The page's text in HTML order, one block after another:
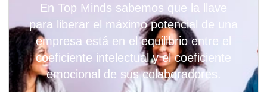
En Top Minds sabemos que la llave
para liberar el máximo potencial de una
empresa está en el equilibrio entre el
coeficiente intelectual y el coeficiente
emocional de sus colaboradores.